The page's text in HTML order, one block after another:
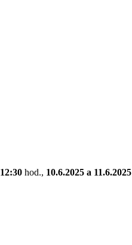
12:30 hod., 10.6.2025 a 11.6.2025